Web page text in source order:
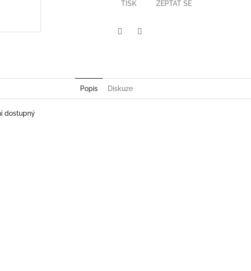
TISK ZEPTAT SE
Popis Diskuze
dostupný